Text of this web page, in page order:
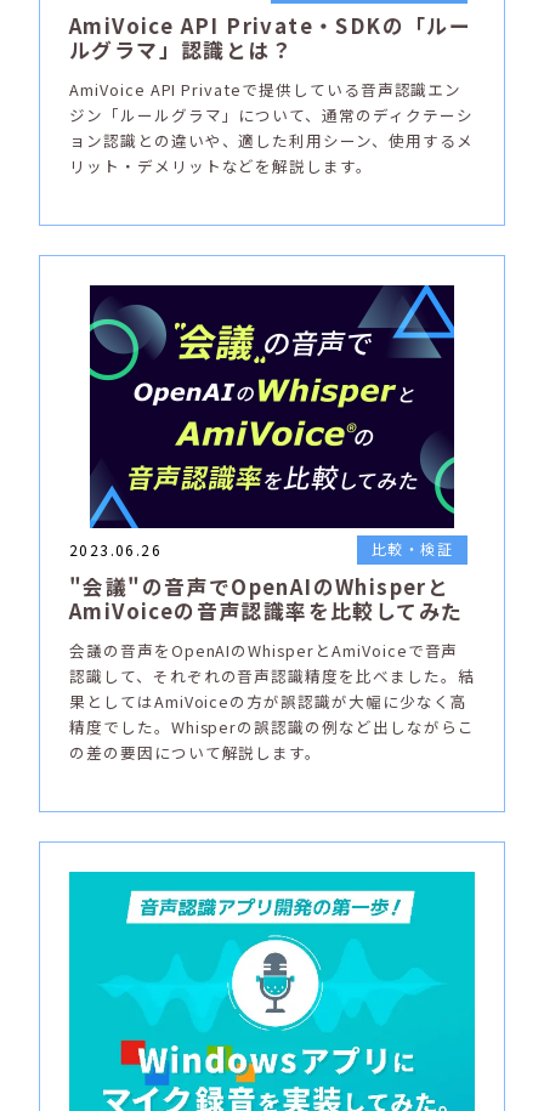
AmiVoice API Private・SDKの「ルー
ルグラマ」認識とは？
AmiVoice API Privateで提供している音声認識エン
ジン「ルールグラマ」について、通常のディクテーシ
ョン認識との違いや、適した利用シーン、使用するメ
リット・デメリットなどを解説します。
2023.06.26 比較・検証
"会議"の音声でOpenAIのWhisperと
AmiVoiceの音声認識率を比較してみた
会議の音声をOpenAIのWhisperとAmiVoiceで音声
認識して、それぞれの音声認識精度を比べました。結
果としてはAmiVoiceの方が誤認識が大幅に少なく高
精度でした。Whisperの誤認識の例など出しながらこ
の差の要因について解説します。